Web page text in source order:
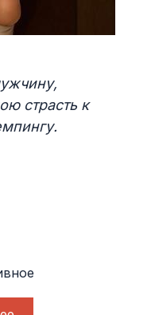
страсть к